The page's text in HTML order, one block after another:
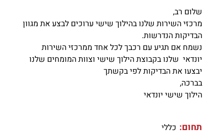
שלום רב,
מרכזי השירות שלנו בהילוך שישי ערוכים לבצע את מגוון
הבדיקות הנדרשות.
נשמח אם תגיע עם רכבך לכל אחד ממרכזי השירות
יונדאי שלנו בקבוצת הילוך שישי וצוות המומחים שלנו
יבצעו את הבדיקות לפי בקשתך
בברכה,
הילוך שישי יונדאי
תחום: כללי